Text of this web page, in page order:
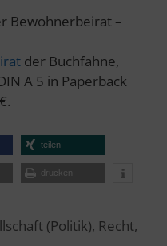
Bewohnerbeirat –
der Buchfahne,
A 5 in Paperback
teilen
drucken
(Politik), Recht,